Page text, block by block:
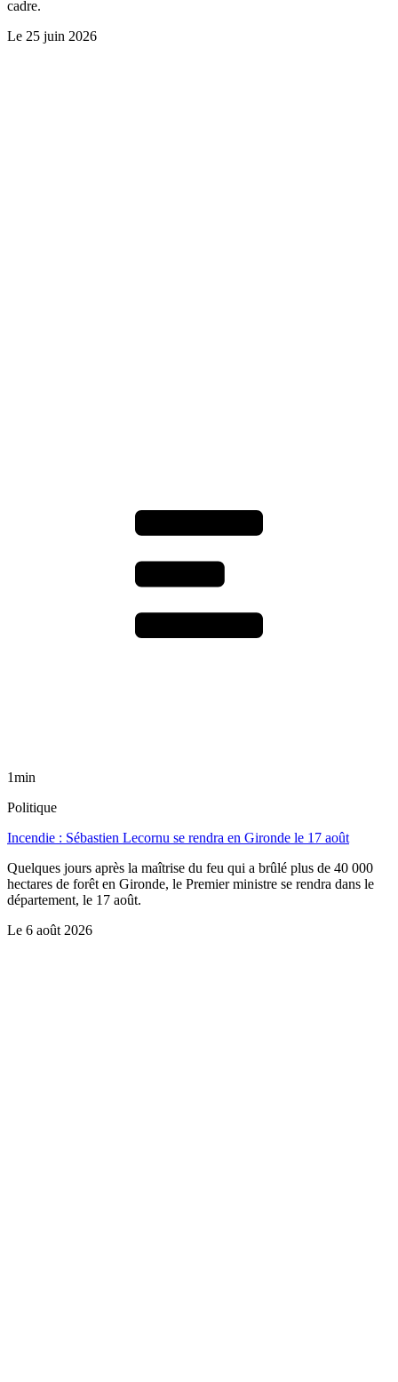
cadre.
Le 25 juin 2026
1min
Politique
Incendie : Sébastien Lecornu se rendra en Gironde le 17 août
Quelques jours après la maîtrise du feu qui a brûlé plus de 40 000
hectares de forêt en Gironde, le Premier ministre se rendra dans le
département, le 17 août.
Le 6 août 2026